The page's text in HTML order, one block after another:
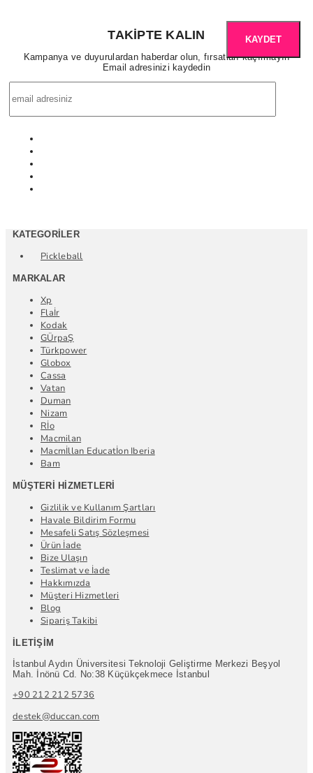
TAKIPTE KALIN
Kampanya ve duyurulardan haberdar olun, fırsatları kaçırmayın
Email adresinizi kaydedin
KAYDET
KATEGORILER
Pickleball
MARKALAR
Xp
Flaİr
Kodak
GÜrpaŞ
Türkpower
Globox
Cassa
Vatan
Duman
Nizam
Rİo
Macmilan
Macmİllan Educatİon Iberia
Bam
MÜŞTERI HIZMETLERI
Gizlilik ve Kullanım Şartları
Havale Bildirim Formu
Mesafeli Satış Sözleşmesi
Ürün İade
Bize Ulaşın
Teslimat ve İade
Hakkımızda
Müşteri Hizmetleri
Blog
Sipariş Takibi
İLETIŞIM
İstanbul Aydın Üniversitesi Teknoloji Geliştirme Merkezi Beşyol
Mah. İnönü Cd. No:38 Küçükçekmece İstanbul
+90 212 212 5736
destek@duccan.com